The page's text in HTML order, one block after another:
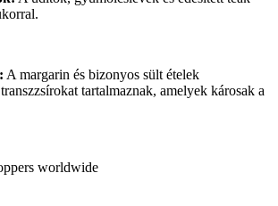
A margarin és bizonyos sült ételek
tartalmaznak, amelyek károsak a
worldwide